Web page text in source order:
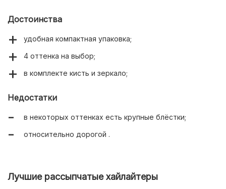
Достоинства
удобная компактная упаковка;
4 оттенка на выбор;
в комплекте кисть и зеркало;
Недостатки
в некоторых оттенках есть крупные блёстки;
относительно дорогой .
Лучшие рассыпчатые хайлайтеры